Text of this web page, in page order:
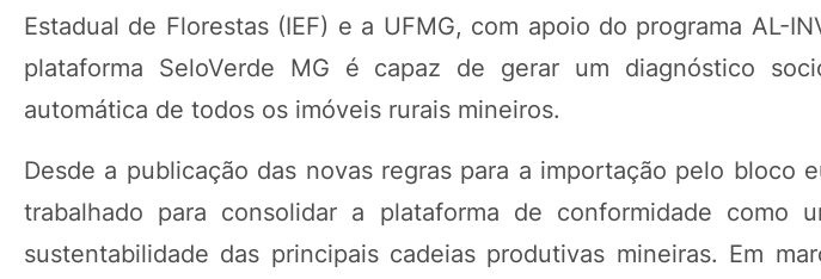
Estadual de Florestas (IEF) e a UFMG, com apoio do programa AL-
plataforma SeloVerde MG é capaz de gerar um diagnóstico
automática de todos os imóveis rurais mineiros.
Desde a publicação das novas regras para a importação pelo bloco
trabalhado para consolidar a plataforma de conformidade como
sustentabilidade das principais cadeias produtivas mineiras. Em